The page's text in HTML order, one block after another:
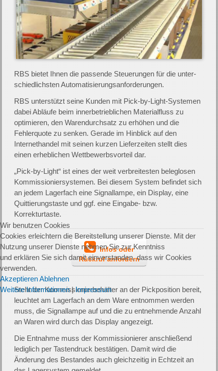
RBS bietet Ihnen die passende Steuerungen für die unter­
schied­­lichs­ten Auto­­matisierungs­an­for­de­rungen.
RBS unterstützt seine Kunden mit Pick-by-Light-Systemen
dabei Abläufe beim innerbetrieblichen Materialfluss zu
optimieren, den Warendurchsatz zu erhöhen und die
Fehlerquote zu senken. Gerade im Hinblick auf den
Internethandel mit seinen kurzen Lieferzeiten stellt dies
einen erheblichen Wettbewerbsvorteil dar.
„Pick-by-Light“ ist eines der weit verbreitesten beleglosen
Kommissioniersystemen. Bei diesem System befindet sich
an jedem Lagerfach eine Signallampe, ein Display, eine
Quittierungstaste und ggf. eine Eingabe- bzw.
Korrekturtaste.
Infos oder
Rückruf anfordern
Steht der Kommissionierbehälter an der Pickposition bereit,
leuchtet am Lagerfach an dem Ware entnommen werden
muss, die Signallampe auf und die zu entnehmende Anzahl
an Waren wird durch das Display angezeigt.
Die Entnahme muss der Kommissionierer anschließend
lediglich per Tastendruck bestätigen. Damit wird die
Änderung des Bestandes auch gleichzeitig in Echtzeit an
Wir benutzen Cookies
Cookies erleichtern die Bereitstellung unserer Dienste. Mit der
Nutzung unserer Dienste nehmen Sie zur Kenntniss
und erklären Sie sich damit einverstanden, dass wir Cookies
verwenden.
AkzeptierenAblehnen
Weitere Informationen|Impressum